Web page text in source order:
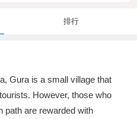
排行
Gura is a small village that
However, those who
path are rewarded with